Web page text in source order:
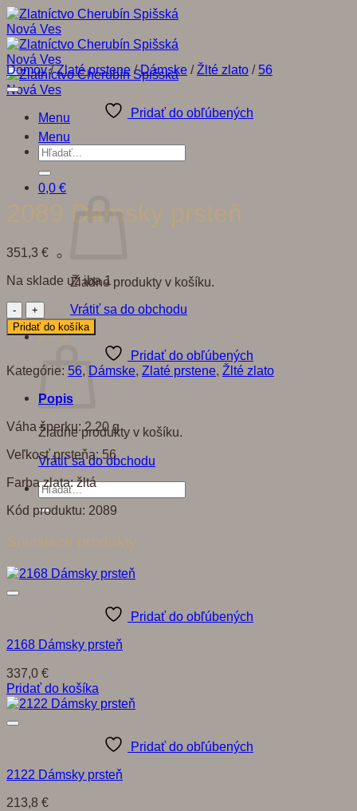
Skip
to
content
Menu
Menu
Hľadať:
0,0 €
Žiadne produkty v košíku.
Vrátiť sa do obchodu
Košík
Žiadne produkty v košíku.
Vrátiť sa do obchodu
Hľadať:
Domov / Zlaté prstene / Dámske / Žlté zlato / 56
Pridať do obľúbených
2089 Dámsky prsteň
351,3 €
Na sklade už iba 1
množstvo
2089
Dámsky
Pridať do košíka
Pridať do obľúbených
Kategórie: 56 Dámske Zlaté prstene Žlté zlato
Popis
Váha šperku: 2,20 g
Veľkosť prsteňa: 56
Farba zlata: žltá
Kód produktu: 2089
Súvisiace produkty
Pridať do obľúbených
2168 Dámsky prsteň
337,0 €
Pridať do košíka
Pridať do obľúbených
2122 Dámsky prsteň
213,8 €